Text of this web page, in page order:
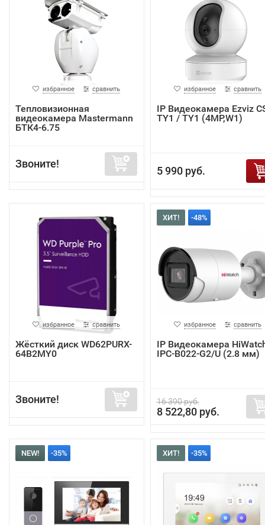
избранное сравнить
Тепловизионная
видеокамера Mastermann
БТК4-6.75
Звоните!
избранное сравнить
IP Видеокамера Ezviz
TY1 / TY1 (4MP,W1)
5 990 руб.
избранное сравнить
Жёсткий диск WD62PURX-
64B2MY0
Звоните!
ХИТ! -48%
избранное сравнить
IP Видеокамера
IPC-B022-G2/U (2.8 мм)
16 390 руб.
8 522,80 руб.
NEW! -35% ХИТ! -35%